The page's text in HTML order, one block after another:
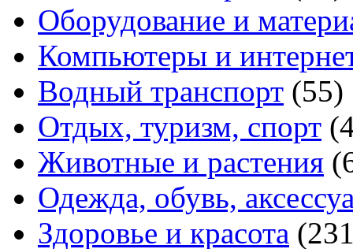
Оборудование и
Компьютеры и
Водный транспорт (55)
Отдых, туризм, спорт
Животные и растения
Одежда, обувь,
Здоровье и красота